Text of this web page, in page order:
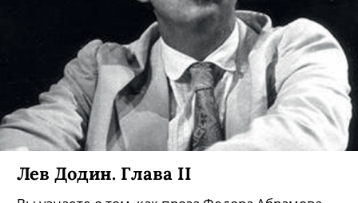
Лев Додин. Глава II